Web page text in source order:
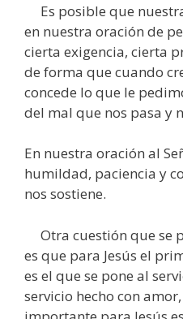
Es posible que
en nuestra oración de
cierta exigencia, cierta
de forma que cuando
concede lo que le
del mal que nos pasa y
En nuestra oración al
humildad, paciencia y
nos sostiene.
Otra cuestión que se
es que para Jesús el
es el que se pone al
servicio hecho con